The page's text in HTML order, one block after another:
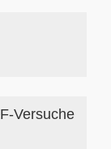
Versuche